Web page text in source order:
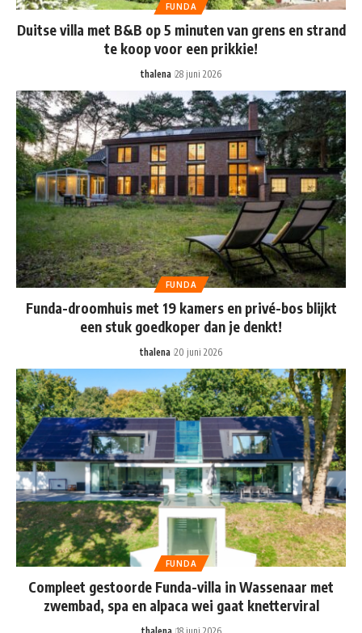
FUNDA
Duitse villa met B&B op 5 minuten van grens en strand
te koop voor een prikkie!
thalena 28 juni 2026
FUNDA
Funda-droomhuis met 19 kamers en privé-bos blijkt
een stuk goedkoper dan je denkt!
thalena 20 juni 2026
FUNDA
Compleet gestoorde Funda-villa in Wassenaar met
zwembad, spa en alpaca wei gaat knetterviral